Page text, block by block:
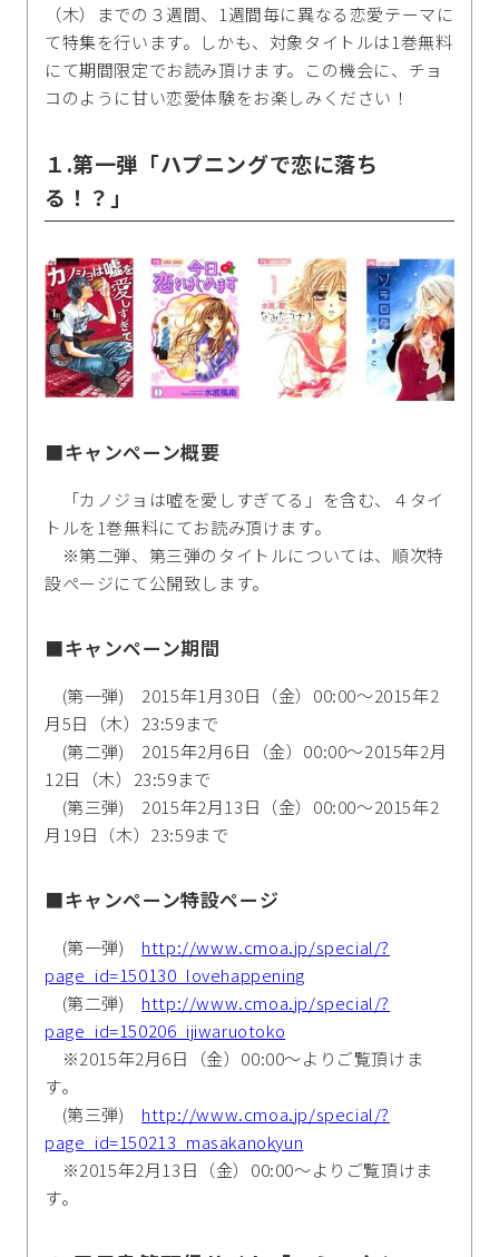
（木）までの３週間、1週間毎に異なる恋愛テーマに
て特集を行います。しかも、対象タイトルは1巻無料
にて期間限定でお読み頂けます。この機会に、チョ
コのように甘い恋愛体験をお楽しみください！
１.第一弾「ハプニングで恋に落ち
る！？」
■キャンペーン概要
「カノジョは嘘を愛しすぎてる」を含む、４タイ
トルを1巻無料にてお読み頂けます。
※第二弾、第三弾のタイトルについては、順次特
設ページにて公開致します。
■キャンペーン期間
(第一弾) 2015年1月30日（金）00:00～2015年2
月5日（木）23:59まで
(第二弾) 2015年2月6日（金）00:00～2015年2月
12日（木）23:59まで
(第三弾) 2015年2月13日（金）00:00～2015年2
月19日（木）23:59まで
■キャンペーン特設ページ
(第一弾) http://www.cmoa.jp/special/?
page_id=150130_lovehappening
(第二弾) http://www.cmoa.jp/special/?
page_id=150206_ijiwaruotoko
※2015年2月6日（金）00:00～よりご覧頂けま
す。
(第三弾) http://www.cmoa.jp/special/?
page_id=150213_masakanokyun
※2015年2月13日（金）00:00～よりご覧頂けま
す。